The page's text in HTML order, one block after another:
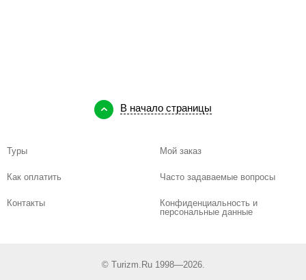
В начало страницы
Туры Мой заказ
Как оплатить Часто задаваемые вопросы
Контакты
Конфиденциальность и
персональные данные
© Turizm.Ru 1998—2026.